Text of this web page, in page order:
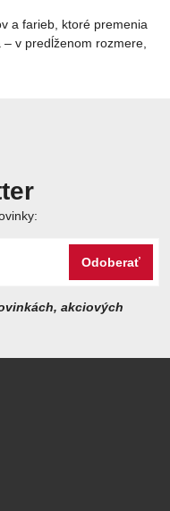
a farieb, ktoré premenia
v predĺženom rozmere,
Odoberať
akciových